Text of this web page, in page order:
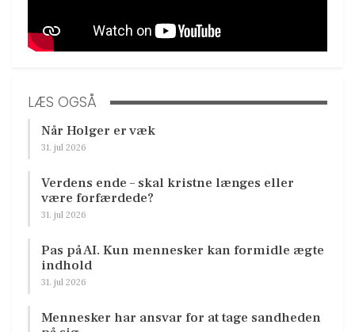
LÆS OGSÅ
Når Holger er væk
31. jul 2026
Verdens ende – skal kristne længes eller
være forfærdede?
31. jul 2026
Pas på AI. Kun mennesker kan formidle ægte
indhold
31. jul 2026
Mennesker har ansvar for at tage sandheden